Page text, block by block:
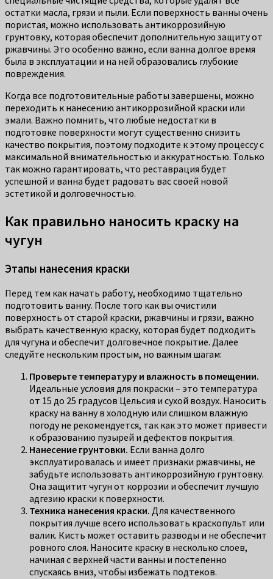
остатки масла, грязи и пыли. Если поверхность ванны очень
пористая, можно использовать антикоррозийную
грунтовку, которая обеспечит дополнительную защиту от
ржавчины. Это особенно важно, если ванна долгое время
была в эксплуатации и на ней образовались глубокие
повреждения.
Когда все подготовительные работы завершены, можно
переходить к нанесению антикоррозийной краски или
эмали. Важно помнить, что любые недостатки в
подготовке поверхности могут существенно снизить
качество покрытия, поэтому подходите к этому процессу с
максимальной внимательностью и аккуратностью. Только
так можно гарантировать, что реставрация будет
успешной и ванна будет радовать вас своей новой
эстетикой и долговечностью.
Как правильно наносить краску на
чугун
Этапы нанесения краски
Перед тем как начать работу, необходимо тщательно
подготовить ванну. После того как вы очистили
поверхность от старой краски, ржавчины и грязи, важно
выбрать качественную краску, которая будет подходить
для чугуна и обеспечит долговечное покрытие. Далее
следуйте нескольким простым, но важным шагам:
Проверьте температуру и влажность в помещении.
Идеальные условия для покраски – это температура
от 15 до 25 градусов Цельсия и сухой воздух. Наносить
краску на ванну в холодную или слишком влажную
погоду не рекомендуется, так как это может привести
к образованию пузырей и дефектов покрытия.
Нанесение грунтовки. Если ванна долго
эксплуатировалась и имеет признаки ржавчины, не
забудьте использовать антикоррозийную грунтовку.
Она защитит чугун от коррозии и обеспечит лучшую
адгезию краски к поверхности.
Техника нанесения краски. Для качественного
покрытия лучше всего использовать краскопульт или
валик. Кисть может оставить разводы и не обеспечит
ровного слоя. Наносите краску в несколько слоев,
начиная с верхней части ванны и постепенно
спускаясь вниз, чтобы избежать подтеков.